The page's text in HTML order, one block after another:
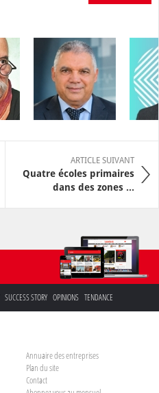
ARTICLE SUIVANT
Quatre écoles primaires
dans des zones ...
SUCCESS STORY OPINIONS TENDANCE
Annuaire des entreprises
Plan du site
Contact